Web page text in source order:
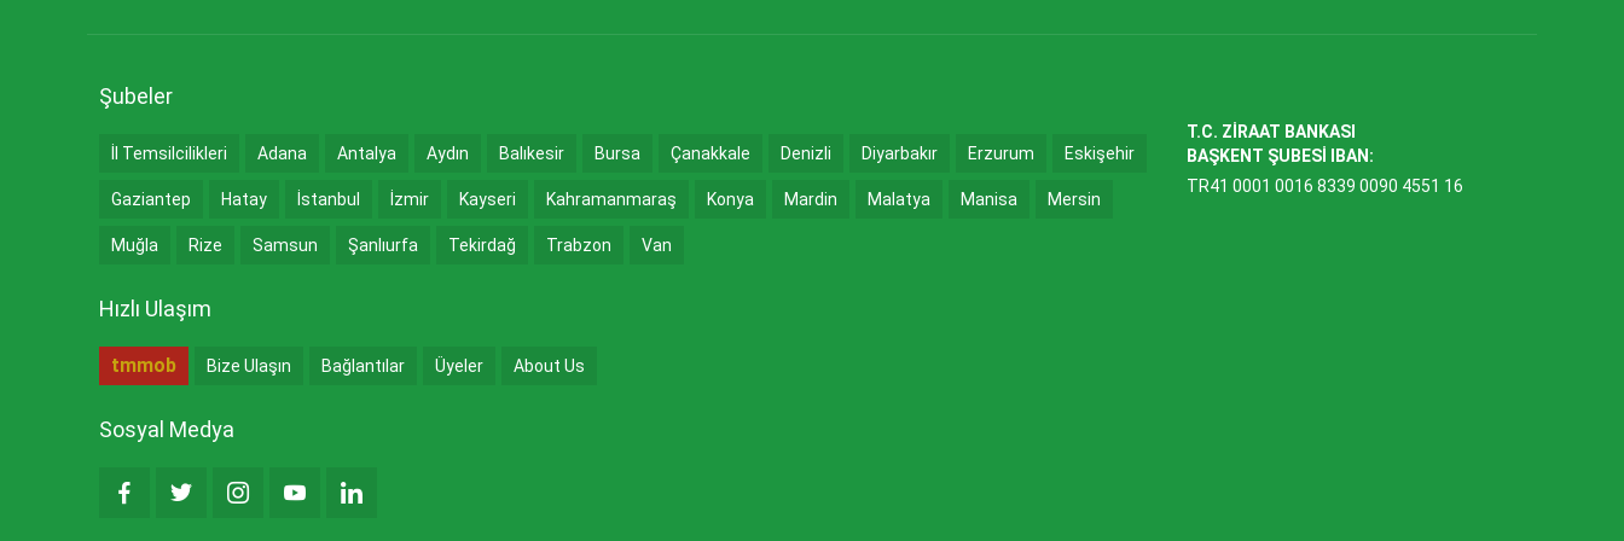
Şubeler
İl Temsilcilikleri Adana Antalya Aydın Balıkesir Bursa Çanakkale Denizli Diyarbakır Erzurum Eskişehir
Gaziantep Hatay İstanbul İzmir Kayseri Kahramanmaraş Konya Mardin Malatya Manisa Mersin
Muğla Rize Samsun Şanlıurfa Tekirdağ Trabzon Van
Hızlı Ulaşım
tmmob Bize Ulaşın Bağlantılar Üyeler About Us
Sosyal Medya
T.C. ZİRAAT BANKASI
BAŞKENT ŞUBESİ IBAN:
TR41 0001 0016 8339 0090 4551 16